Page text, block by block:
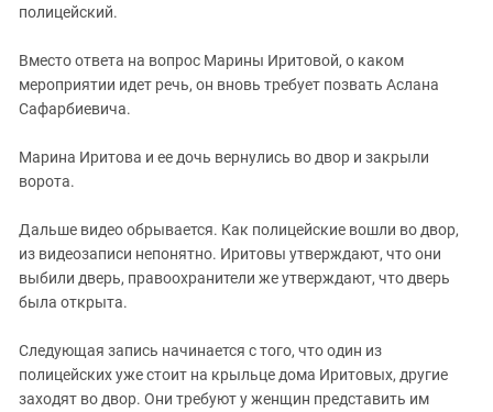
полицейский.
Вместо ответа на вопрос Марины Иритовой, о каком
мероприятии идет речь, он вновь требует позвать Аслана
Сафарбиевича.
Марина Иритова и ее дочь вернулись во двор и закрыли
ворота.
Дальше видео обрывается. Как полицейские вошли во двор,
из видеозаписи непонятно. Иритовы утверждают, что они
выбили дверь, правоохранители же утверждают, что дверь
была открыта.
Следующая запись начинается с того, что один из
полицейских уже стоит на крыльце дома Иритовых, другие
заходят во двор. Они требуют у женщин представить им